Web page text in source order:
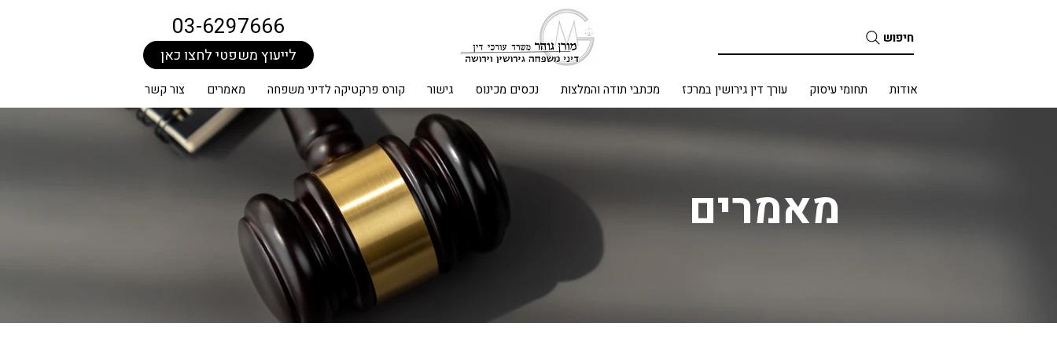
חיפוש 03-6297666
לייעוץ משפטי לחצו כאן
אודות תחומי עיסוק עורך דין גירושין במרכז מכתבי תודה והמלצות נכסים מכינוס גישור קורס פרקטיקה לדיני משפחה מאמרים צור קשר
מאמרים